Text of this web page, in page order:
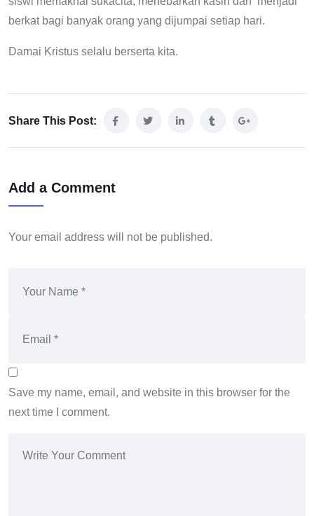
berkat bagi banyak orang yang dijumpai setiap hari.
Damai Kristus selalu berserta kita.
Share This Post:
Add a Comment
Your email address will not be published.
Save my name, email, and website in this browser for the
next time I comment.